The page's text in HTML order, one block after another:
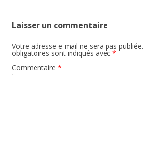
Laisser un commentaire
Votre adresse e-mail ne sera pas publiée.
obligatoires sont indiqués avec *
Commentaire *